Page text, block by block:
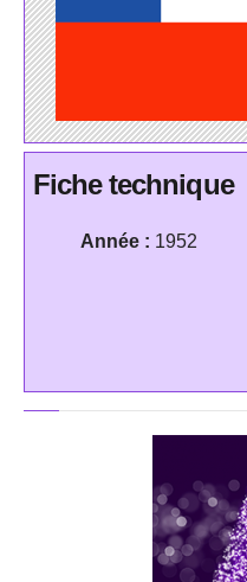
Fiche technique
Année : 1952